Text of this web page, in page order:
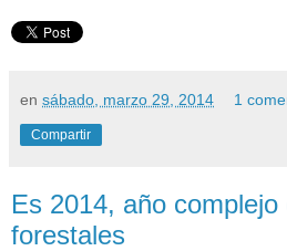
en sábado, marzo 29, 2014 1
Compartir
Es 2014, año
forestales